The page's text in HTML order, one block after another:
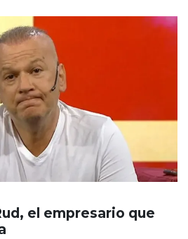
el empresario que